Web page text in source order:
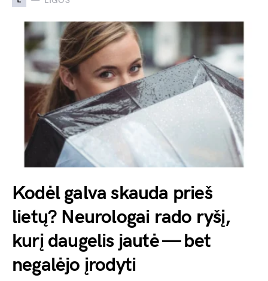
Kodėl galva skauda prieš
lietų? Neurologai rado ryšį,
kurį daugelis jautė — bet
negalėjo įrodyti